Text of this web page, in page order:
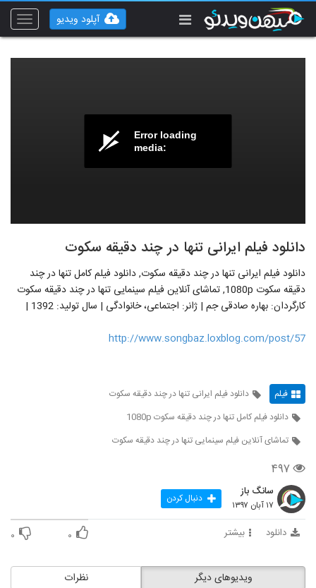
Toggle
آپلود ویدیو
Error loading
media:
دانلود فیلم ایرانی تنها در چند دقیقه سکوت
دانلود فیلم ایرانی تنها در چند دقیقه سکوت, دانلود فیلم کامل تنها در چند
دقیقه سکوت 1080p, تماشای آنلاین فیلم سینمایی تنها در چند دقیقه سکوت
کارگردان: بهاره صادقی جم | ژانر: اجتماعی، خانوادگی | سال تولید: 1392 |
http://www.songbaz.loxblog.com/post/57
فیلم
دانلود فیلم ایرانی تنها در چند دقیقه سکوت
دانلود فیلم کامل تنها در چند دقیقه سکوت 1080p
تماشای آنلاین فیلم سینمایی تنها در چند دقیقه سکوت
۴۹۷
سانگ باز
۱۷ آبان ۱۳۹۷ دنبال کردن
دانلود بیشتر ۰ ۰
نظرات ویدیوهای دیگر